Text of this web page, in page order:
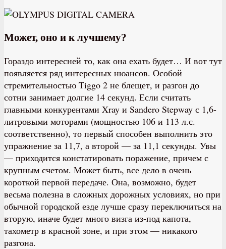
Может, оно и к лучшему?
Гораздо интересней то, как она ехать будет… И вот тут
появляется ряд интересных нюансов. Особой
стремительностью Tiggo 2 не блещет, и разгон до
сотни занимает долгие 14 секунд. Если считать
главными конкурентами Xray и Sandero Stepway с 1,6-
литровыми моторами (мощностью 106 и 113 л.с.
соответственно), то первый способен выполнить это
упражнение за 11,7, а второй — за 11,1 секунды. Увы
— приходится констатировать поражение, причем с
крупным счетом. Может быть, все дело в очень
короткой первой передаче. Она, возможно, будет
весьма полезна в сложных дорожных условиях, но при
обычной городской езде лучше сразу переключиться на
вторую, иначе будет много визга из-под капота,
тахометр в красной зоне, и при этом — никакого
разгона.